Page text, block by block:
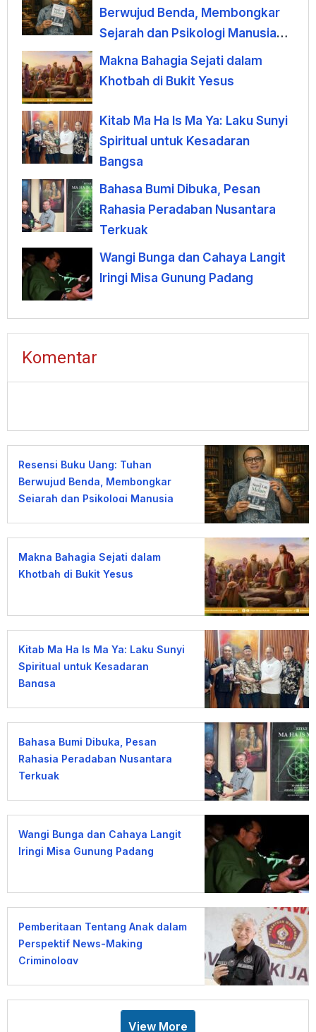
Berwujud Benda, Membongkar
Sejarah dan Psikologi Manusia
terhadap Uang
Makna Bahagia Sejati dalam
Khotbah di Bukit Yesus
Kitab Ma Ha Is Ma Ya: Laku Sunyi
Spiritual untuk Kesadaran
Bangsa
Bahasa Bumi Dibuka, Pesan
Rahasia Peradaban Nusantara
Terkuak
Wangi Bunga dan Cahaya Langit
Iringi Misa Gunung Padang
Komentar
Resensi Buku Uang: Tuhan
Berwujud Benda, Membongkar
Sejarah dan Psikologi Manusia
Makna Bahagia Sejati dalam
Khotbah di Bukit Yesus
Kitab Ma Ha Is Ma Ya: Laku Sunyi
Spiritual untuk Kesadaran
Bangsa
Bahasa Bumi Dibuka, Pesan
Rahasia Peradaban Nusantara
Terkuak
Wangi Bunga dan Cahaya Langit
Iringi Misa Gunung Padang
Pemberitaan Tentang Anak dalam
Perspektif News-Making
Criminology
View More